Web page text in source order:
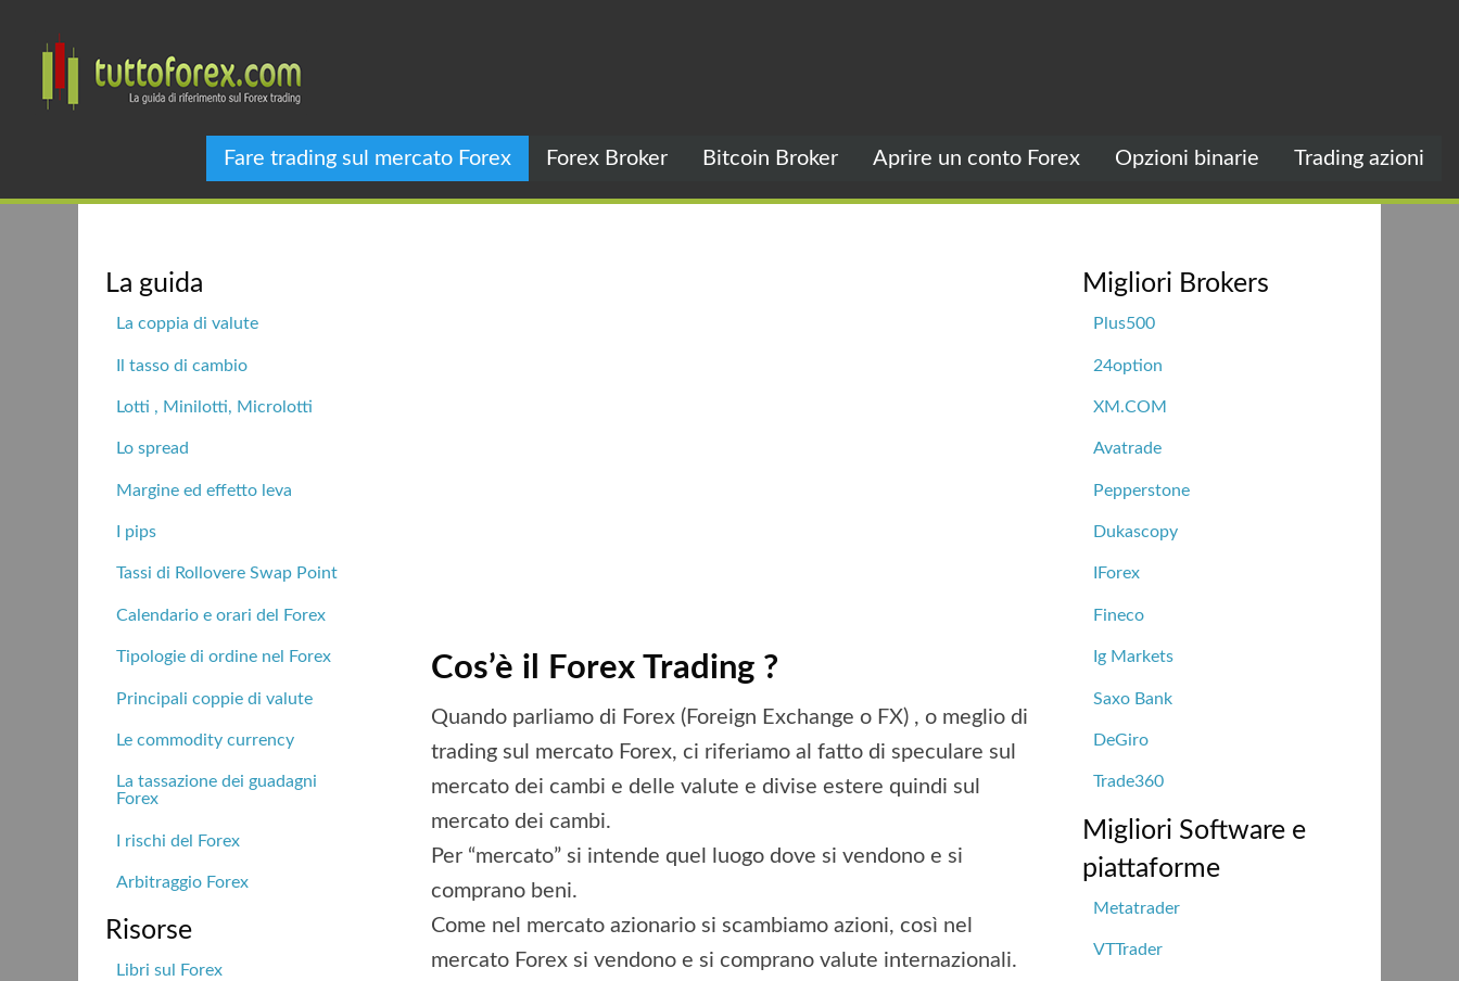
Fare trading sul mercato Forex Forex Broker Bitcoin Broker Aprire un conto Forex Opzioni binarie Trading azioni
Cos’è il Forex Trading ?
Quando parliamo di Forex (Foreign Exchange o FX) , o meglio di
trading sul mercato Forex, ci riferiamo al fatto di speculare sul
mercato dei cambi e delle valute e divise estere quindi sul
mercato dei cambi.
Per “mercato” si intende quel luogo dove si vendono e si
comprano beni.
Come nel mercato azionario si scambiamo azioni, così nel
mercato Forex si vendono e si comprano valute internazionali.
La guida
La coppia di valute
Il tasso di cambio
Lotti , Minilotti, Microlotti
Lo spread
Margine ed effetto leva
I pips
Tassi di Rollovere Swap Point
Calendario e orari del Forex
Tipologie di ordine nel Forex
Principali coppie di valute
Le commodity currency
La tassazione dei guadagni
Forex
I rischi del Forex
Arbitraggio Forex
Risorse
Libri sul Forex
Migliori Brokers
Plus500
24option
XM.COM
Avatrade
Pepperstone
Dukascopy
IForex
Fineco
Ig Markets
Saxo Bank
DeGiro
Trade360
Migliori Software e
piattaforme
Metatrader
VTTrader